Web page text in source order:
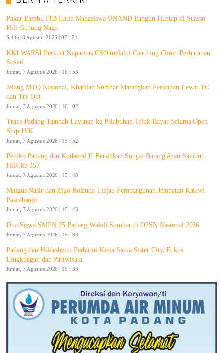
Pakar Bambu ITB Latih Mahasiswa UNAND Bangun Huntap di Suasso
Hill Gunung Nago
Sabtu, 8 Agustus 2026 | 07 : 21
KKI WARSI Perkuat Kapasitas CSO melalui Coaching Clinic Perhutanan
Sosial
Jumat, 7 Agustus 2026 | 16 : 53
Jelang MTQ Nasional, Khafilah Sumbar Matangkan Persiapan Lewat TC
dan Try Out
Jumat, 7 Agustus 2026 | 16 : 02
Trans Padang Tambah Layanan ke Pelabuhan Teluk Bayur Selama Open
Ship HJK
Jumat, 7 Agustus 2026 | 15 : 52
Pemko Padang dan Kodaeral II Bersihkan Sungai Batang Arau Sambut
HJK ke-357
Jumat, 7 Agustus 2026 | 15 : 48
Maigus Nasir dan Zigo Rolanda Tinjau Pembangunan Jembatan Kalawi
Pascabanjir
Jumat, 7 Agustus 2026 | 15 : 43
Dua Siswa SMPN 25 Padang Wakili Sumbar di O2SN Nasional 2026
Jumat, 7 Agustus 2026 | 15 : 38
Padang dan Hildesheim Perbarui Kerja Sama Sister City, Fokus
Lingkungan dan Pariwisata
Jumat, 7 Agustus 2026 | 15 : 33